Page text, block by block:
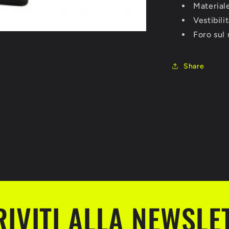
Foro sul
Share
ALLA